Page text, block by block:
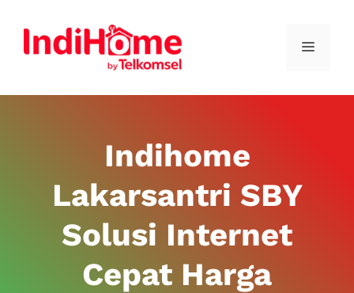
Indihome
Lakarsantri SBY
Solusi Internet
Cepat Harga